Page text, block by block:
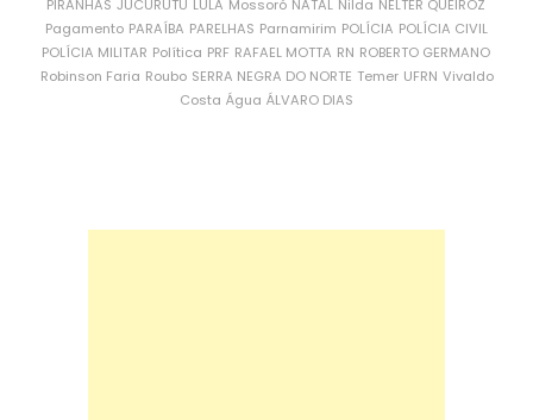
PIRANHAS JUCURUTU LULA Mossoró NATAL Nilda NÉLTER QUEIROZ
Pagamento PARAÍBA PARELHAS Parnamirim POLÍCIA POLÍCIA CIVIL
POLÍCIA MILITAR Política PRF RAFAEL MOTTA RN ROBERTO GERMANO
Robinson Faria Roubo SERRA NEGRA DO NORTE Temer UFRN Vivaldo
Costa Água ÁLVARO DIAS